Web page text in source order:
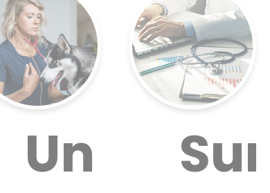
Un